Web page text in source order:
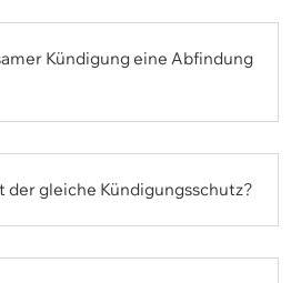
Kündigung eine Abfindung
der gleiche Kündigungsschutz?